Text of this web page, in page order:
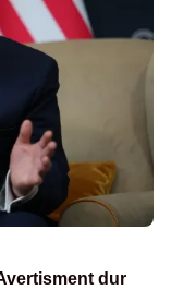
dur